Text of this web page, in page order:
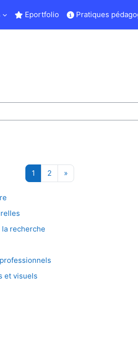
Eportfolio Pratiques
る
1 ページ 1
2ページ 2
»次のページ
la recherche
et visuels